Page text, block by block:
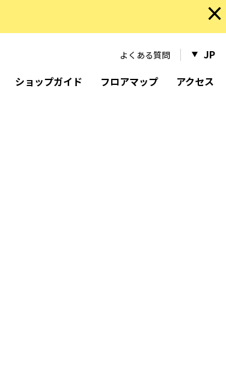
×
よくある質問
JP
ショップガイド フロアマップ アクセス